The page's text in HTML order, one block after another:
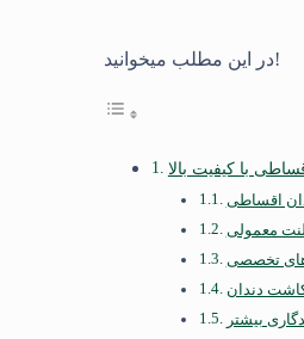
در این مطلب میخوانید!
با کیفیت بالا
اقساطی
معمولی
تخصصی
دندان
بیشتر